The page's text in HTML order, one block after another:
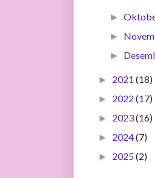
►
►
►
► 2021 (18)
► 2022 (17)
► 2023(16)
► 2024(7)
► 2025(2)